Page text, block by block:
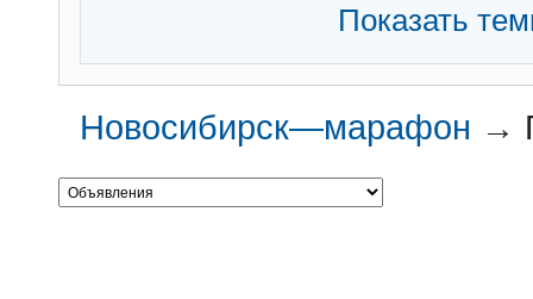
Показать
Новосибирск—марафон →